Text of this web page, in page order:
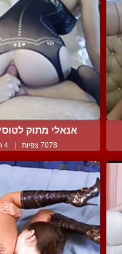
אנאלי מתוק
7078 צפיות | 4 המלצות